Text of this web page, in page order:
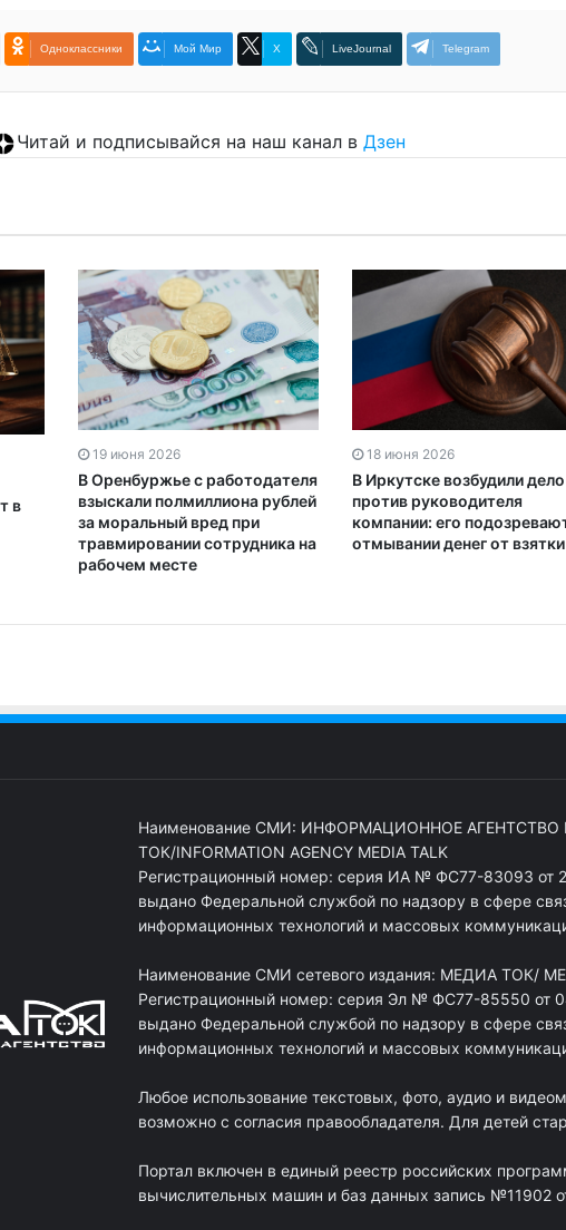
Одноклассники Мой Мир X LiveJournal Telegram
Читай и подписывайся на наш канал в Дзен
в
19 июня 2026
В Оренбуржье с работодателя
взыскали полмиллиона рублей
за моральный вред при
травмировании сотрудника на
рабочем месте
18 июня 2026
В Иркутске возбудили дело
против руководителя
компании: его
отмывании денег от взятки
Наименование СМИ: ИНФОРМАЦИОННОЕ
ТОК/INFORMATION AGENCY MEDIA TALK
Регистрационный номер: серия ИА № ФС77-83093 от
выдано Федеральной службой по надзору в сфере
информационных технологий и массовых
Наименование СМИ сетевого издания: МЕДИА ТОК/
Регистрационный номер: серия Эл № ФС77-85550 от
выдано Федеральной службой по надзору в сфере
информационных технологий и массовых
Любое использование текстовых, фото, аудио и
возможно с согласия правообладателя. Для детей
Портал включен в единый реестр российских
вычислительных машин и баз данных запись №11902